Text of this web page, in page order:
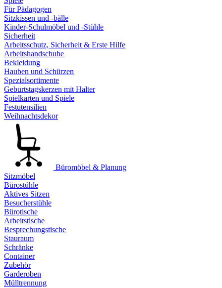
Für Pädagogen
Sitzkissen und -bälle
Kinder-Schulmöbel und -Stühle
Sicherheit
Arbeitsschutz, Sicherheit & Erste Hilfe
Arbeitshandschuhe
Bekleidung
Hauben und Schürzen
Spezialsortimente
Geburtstagskerzen mit Halter
Spielkarten und Spiele
Festutensilien
Weihnachtsdekor
Büromöbel & Planung
Sitzmöbel
Bürostühle
Aktives Sitzen
Besucherstühle
Bürotische
Arbeitstische
Besprechungstische
Stauraum
Schränke
Container
Zubehör
Garderoben
Mülltrennung